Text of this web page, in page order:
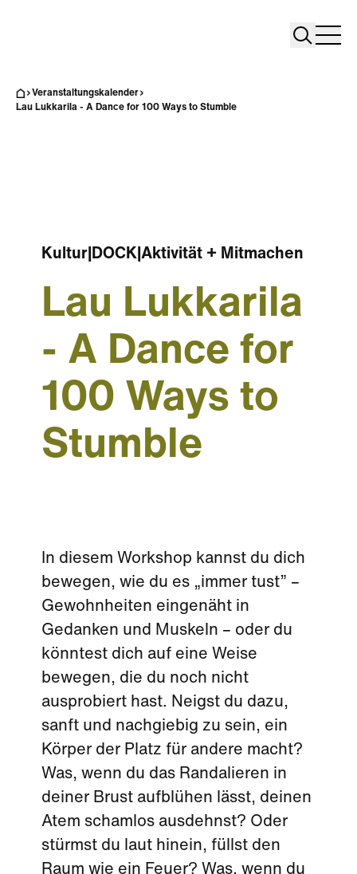
Search
Veranstaltungskalender
Lau Lukkarila - A Dance for 100 Ways to Stumble
Kultur DOCK Aktivität + Mitmachen
Lau Lukkarila
- A Dance for
100 Ways to
Stumble
In diesem Workshop kannst du dich
bewegen, wie du es „immer tust” –
Gewohnheiten eingenäht in
Gedanken und Muskeln – oder du
könntest dich auf eine Weise
bewegen, die du noch nicht
ausprobiert hast. Neigst du dazu,
sanft und nachgiebig zu sein, ein
Körper der Platz für andere macht?
Was, wenn du das Randalieren in
deiner Brust aufblühen lässt, deinen
Atem schamlos ausdehnst? Oder
stürmst du laut hinein, füllst den
Raum wie ein Feuer? Was, wenn du